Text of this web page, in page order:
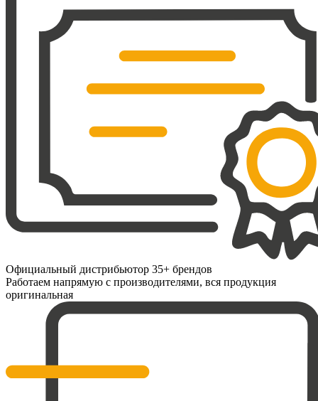
Официальный дистрибьютор 35+ брендов
Работаем напрямую с производителями, вся продукция
оригинальная